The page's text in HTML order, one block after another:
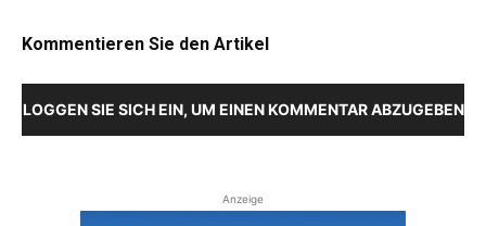
Kommentieren Sie den Artikel
LOGGEN SIE SICH EIN, UM EINEN KOMMENTAR ABZUGEBEN
Anzeige